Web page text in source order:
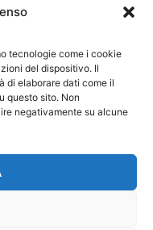
tecnologie come i cookie
del dispositivo. Il
di elaborare dati come il
questo sito. Non
negativamente su alcune